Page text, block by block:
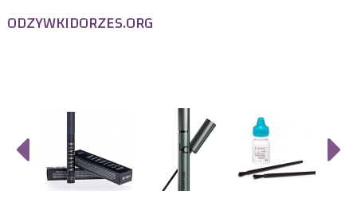
ODZYWKIDORZES.ORG